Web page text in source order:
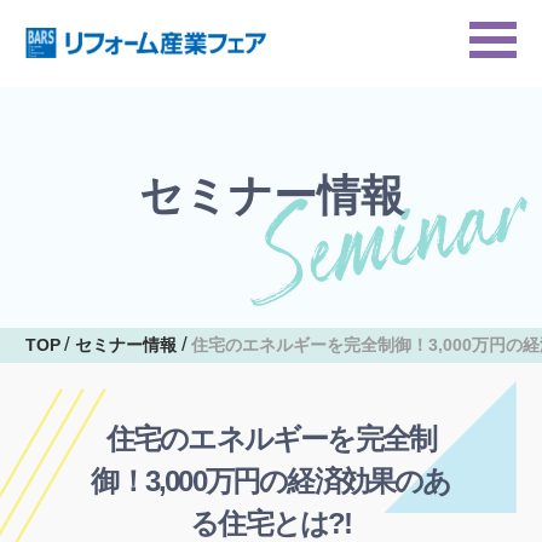
セミナー情報
TOP セミナー情報 住宅のエネルギーを完全制御！3,000万円の
住宅のエネルギーを完全制
御！3,000万円の経済効果のあ
る住宅とは?!